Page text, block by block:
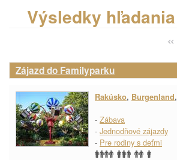
Výsledky hľadania
Zájazd do Familyparku
Rakúsko, Burgenland,
- Zábava
- Jednodňové zájazdy
- Pre rodiny s deťmi